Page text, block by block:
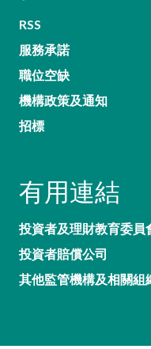
RSS
服務承諾
職位空缺
機構政策及通知
招標
有用連結
投資者及理財教育委員
投資者賠償公司
其他監管機構及相關組